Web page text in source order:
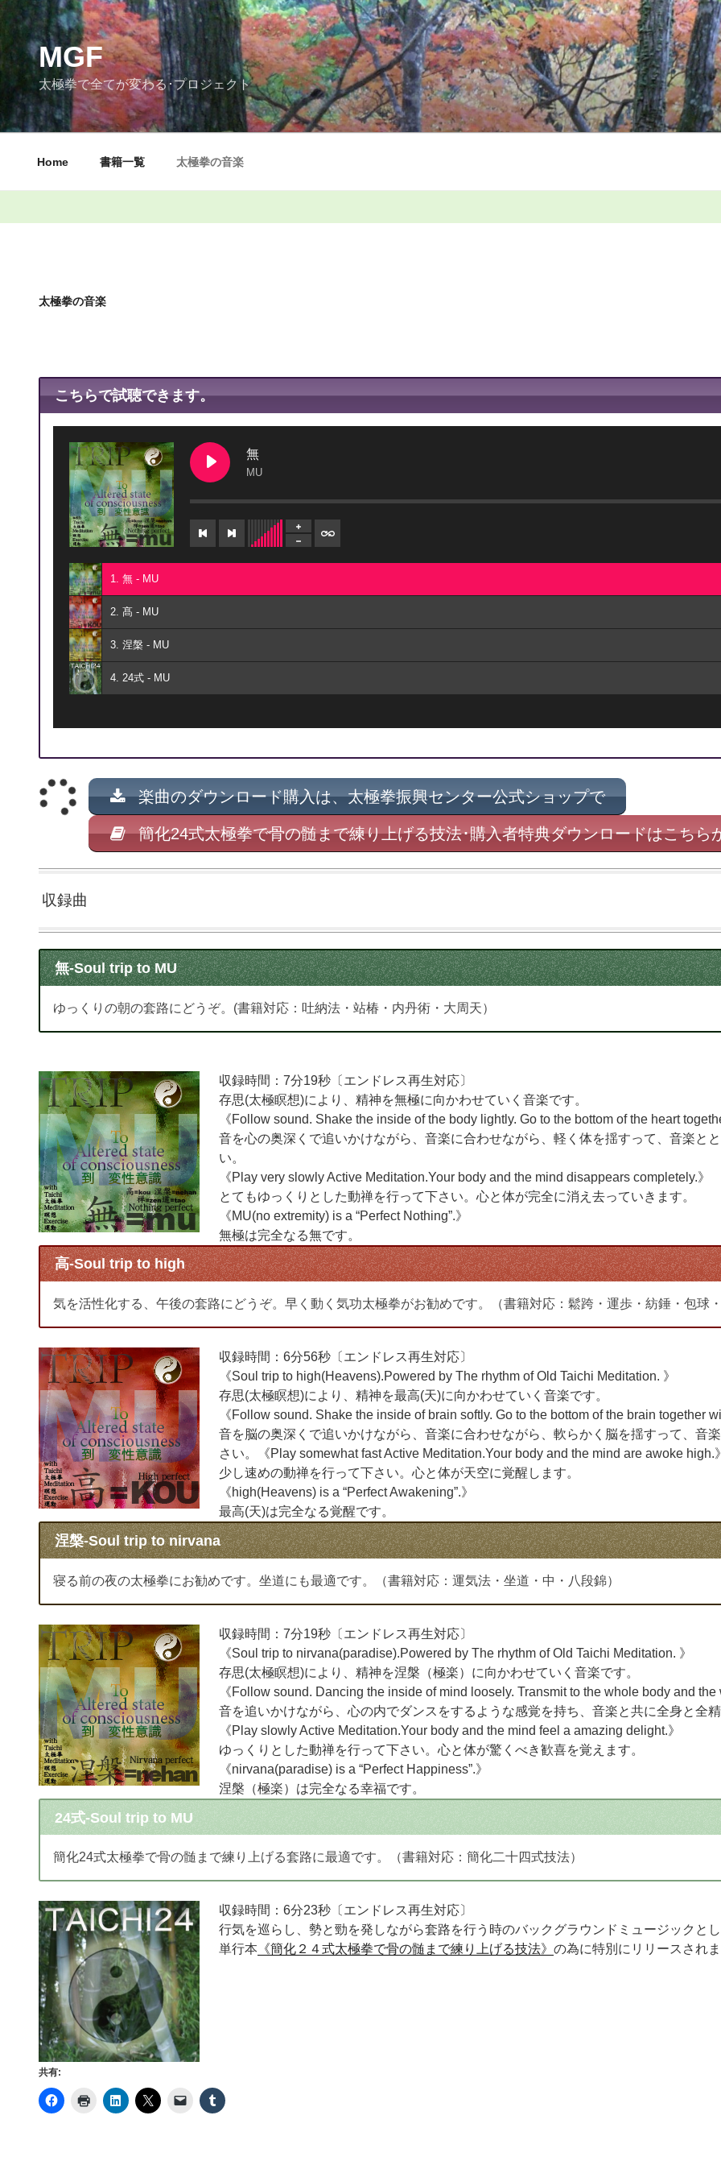
コ
ン
テ
ン
ツ
ス
MGF
太極拳で全てが変わる･プロジェクト
Home 書籍一覧 太極拳の音楽
太極拳の音楽
こちらで試聴できます。
無
MU
1. 無 - MU
2. 髙 - MU
3. 涅槃 - MU
4. 24式 - MU
楽曲のダウンロード購入は、太極拳振興センター公式ショップで
簡化24式太極拳で骨の髄まで練り上げる技法･購入者特典ダウンロードはこちら
収録曲
無-Soul trip to MU
ゆっくりの朝の套路にどうぞ。(書籍対応：吐納法・站椿・内丹術・大周天）
収録時間：7分19秒〔エンドレス再生対応〕
存思(太極瞑想)により、精神を無極に向かわせていく音楽です。
《Follow sound. Shake the inside of the body lightly. Go to the bottom of the heart
音を心の奥深くで追いかけながら、音楽に合わせながら、軽く体を揺すって、音楽と
い。
《Play very slowly Active Meditation.Your body and the mind disappears completely.》
とてもゆっくりとした動禅を行って下さい。心と体が完全に消え去っていきます。
《MU(no extremity) is a “Perfect Nothing”.》
無極は完全なる無です。
高-Soul trip to high
気を活性化する、午後の套路にどうぞ。早く動く気功太極拳がお勧めです。（書籍対応：鬆跨・運歩・紡錘・包球
収録時間：6分56秒〔エンドレス再生対応〕
《Soul trip to high(Heavens).Powered by The rhythm of Old Taichi Meditation. 》
存思(太極瞑想)により、精神を最高(天)に向かわせていく音楽です。
《Follow sound. Shake the inside of brain softly. Go to the bottom of the brain together
音を脳の奥深くで追いかけながら、音楽に合わせながら、軟らかく脳を揺すって、音
さい。《Play somewhat fast Active Meditation.Your body and the mind are awoke high.
少し速めの動禅を行って下さい。心と体が天空に覚醒します。
《high(Heavens) is a “Perfect Awakening”.》
最高(天)は完全なる覚醒です。
涅槃-Soul trip to nirvana
寝る前の夜の太極拳にお勧めです。坐道にも最適です。（書籍対応：運気法・坐道・中・八段錦）
収録時間：7分19秒〔エンドレス再生対応〕
《Soul trip to nirvana(paradise).Powered by The rhythm of Old Taichi Meditation. 》
存思(太極瞑想)により、精神を涅槃（極楽）に向かわせていく音楽です。
《Follow sound. Dancing the inside of mind loosely. Transmit to the whole body and
音を追いかけながら、心の内でダンスをするような感覚を持ち、音楽と共に全身と全
《Play slowly Active Meditation.Your body and the mind feel a amazing delight.》
ゆっくりとした動禅を行って下さい。心と体が驚くべき歓喜を覚えます。
《nirvana(paradise) is a “Perfect Happiness”.》
涅槃（極楽）は完全なる幸福です。
24式-Soul trip to MU
簡化24式太極拳で骨の髄まで練り上げる套路に最適です。（書籍対応：簡化二十四式技法）
収録時間：6分23秒〔エンドレス再生対応〕
行気を巡らし、勢と勁を発しながら套路を行う時のバックグラウンドミュージックと
単行本 《簡化２４式太極拳で骨の髄まで練り上げる技法》 の為に特別にリリースされ
共有: